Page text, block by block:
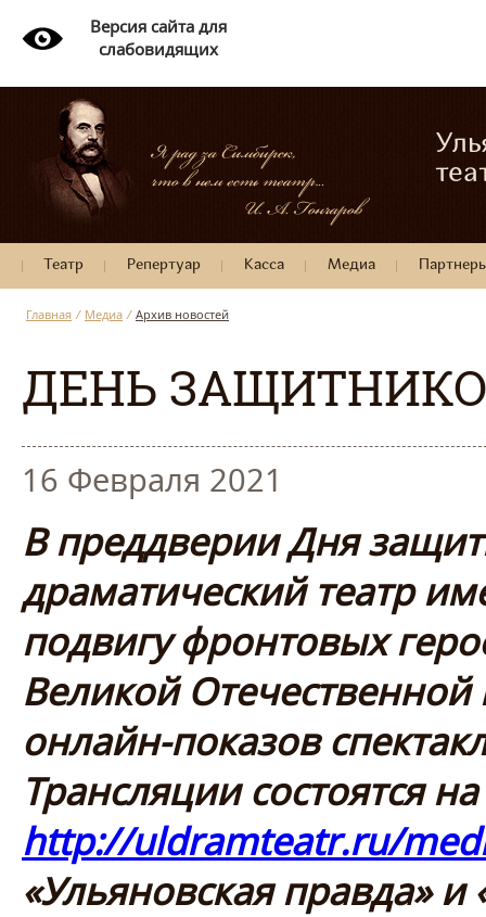
Версия сайта для
слабовидящих
Театр Репертуар Касса Медиа
Главная / Медиа / Архив новостей
ДЕНЬ
16 Февраля 2021
В преддверии Дня
драматический театр
подвигу фронтовых
Великой
онлайн-показов
Трансляции состоятся
http://uldramteatr.ru/
«Ульяновская правда»